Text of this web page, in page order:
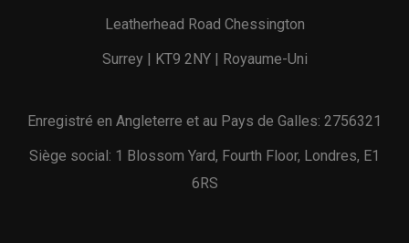
Leatherhead Road Chessington
Surrey | KT9 2NY | Royaume-Uni
Enregistré en Angleterre et au Pays de Galles: 2756321
Siège social: 1 Blossom Yard, Fourth Floor, Londres, E1
6RS